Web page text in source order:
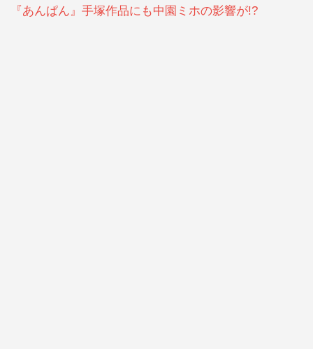
『あんぱん』手塚作品にも中園ミホの影響が!?